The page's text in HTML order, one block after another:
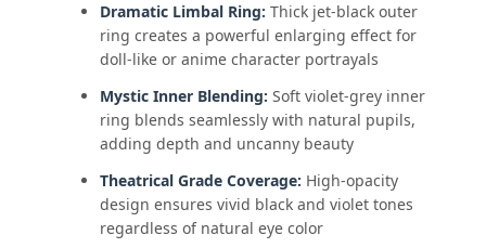
Dramatic Limbal Ring: Thick jet-black outer
ring creates a powerful enlarging effect for
doll-like or anime character portrayals
Mystic Inner Blending: Soft violet-grey inner
ring blends seamlessly with natural pupils,
adding depth and uncanny beauty
Theatrical Grade Coverage: High-opacity
design ensures vivid black and violet tones
regardless of natural eye color